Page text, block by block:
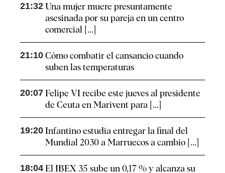
21:32 Una mujer muere presuntamente
asesinada por su pareja en un centro
comercial [...]
21:10 Cómo combatir el cansancio​ cuando
suben las temperaturas
20:07 Felipe VI recibe este jueves al presidente
de Ceuta en Marivent para [...]
19:20 Infantino estudia entregar la final del
Mundial 2030 a Marruecos a cambio [...]
18:04 El IBEX 35 sube un 0,17 % y alcanza su